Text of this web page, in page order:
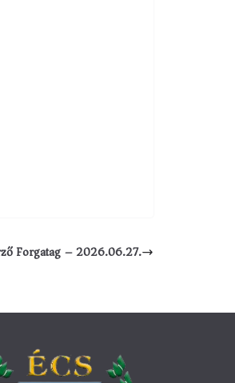
Forgatag – 2026.06.27.